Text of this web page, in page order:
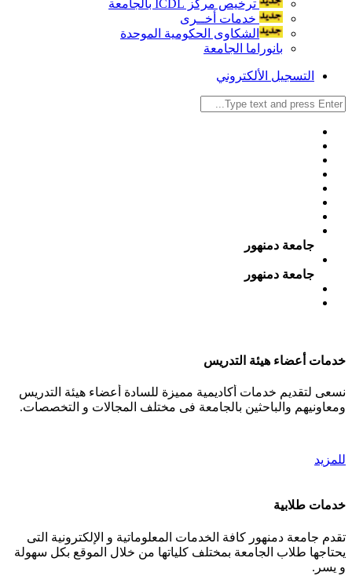
ترخيص مركز ICDL بالجامعة
خدمات أخــرى
الشكاوى الحكومية الموحدة
بانوراما الجامعة
التسجيل الألكتروني
جامعة دمنهور
جامعة دمنهور
خدمات أعضاء هيئة التدريس
نسعى لتقديم خدمات أكاديمية مميزة للسادة أعضاء هيئة التدريس
ومعاونيهم والباحثين بالجامعة فى مختلف المجالات و التخصصات.
للمزيد
خدمات طلابية
تقدم جامعة دمنهور كافة الخدمات المعلوماتية و الإلكترونية التى
يحتاجها طلاب الجامعة بمختلف كلياتها من خلال الموقع بكل سهولة
و يسر.